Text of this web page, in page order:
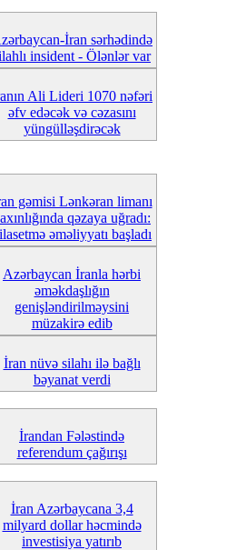
İran sərhədində
insident - Ölənlər var
Ali Lideri 1070 nəfəri
əfv edəcək və cəzasını
yüngülləşdirəcək
gəmisi Lənkəran limanı
qəzaya uğradı:
əməliyyatı başladı
Azərbaycan İranla hərbi
əməkdaşlığın
genişləndirilməysini
müzakirə edib
İran nüvə silahı ilə bağlı
bəyanat verdi
İrandan Fələstində
referendum çağırışı
İran Azərbaycana 3,4
milyard dollar həcmində
investisiya yatırıb